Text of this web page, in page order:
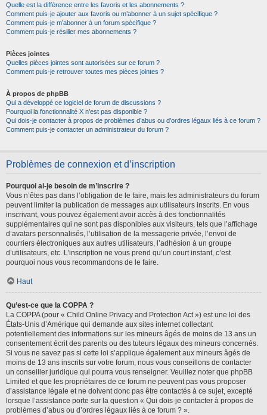
Quelle est la différence entre les favoris et les abonnements ?
Comment puis-je ajouter aux favoris ou m’abonner à un sujet spécifique ?
Comment puis-je m’abonner à un forum spécifique ?
Comment puis-je résilier mes abonnements ?
Pièces jointes
Quelles pièces jointes sont autorisées sur ce forum ?
Comment puis-je retrouver toutes mes pièces jointes ?
À propos de phpBB
Qui a développé ce logiciel de forum de discussions ?
Pourquoi la fonctionnalité X n’est pas disponible ?
Qui dois-je contacter à propos de problèmes d’abus ou d’ordres légaux liés à ce forum ?
Comment puis-je contacter un administrateur du forum ?
Problèmes de connexion et d’inscription
Pourquoi ai-je besoin de m’inscrire ?
Vous n’êtes pas dans l’obligation de le faire, mais les administrateurs du forum
peuvent limiter la publication de messages aux utilisateurs inscrits. En vous
inscrivant, vous pouvez également avoir accès à des fonctionnalités
supplémentaires qui ne sont pas disponibles aux visiteurs, tels que l’affichage
d’avatars personnalisés, l’utilisation de la messagerie privée, l’envoi de
courriers électroniques aux autres utilisateurs, l’adhésion à un groupe
d’utilisateurs, etc. L’inscription ne vous prend qu’un court instant, c’est
pourquoi nous vous recommandons de le faire.
Haut
Qu’est-ce que la COPPA ?
La COPPA (pour « Child Online Privacy and Protection Act ») est une loi des
États-Unis d’Amérique qui demande aux sites internet collectant
potentiellement des informations sur les mineurs âgés de moins de 13 ans un
consentement écrit des parents ou des tuteurs légaux des mineurs concernés.
Si vous ne savez pas si cette loi s’applique également aux mineurs âgés de
moins de 13 ans inscrits sur votre forum, nous vous conseillons de contacter
un conseiller juridique qui pourra vous renseigner. Veuillez noter que phpBB
Limited et que les propriétaires de ce forum ne peuvent pas vous proposer
d’assistance légale et ne doivent donc pas être contactés à ce sujet, excepté
lorsque l’assistance porte sur la question « Qui dois-je contacter à propos de
problèmes d’abus ou d’ordres légaux liés à ce forum ? ».